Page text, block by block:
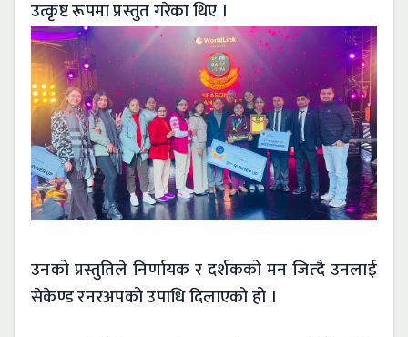
उत्कृष्ट रूपमा प्रस्तुत गरेका थिए ।
उनको प्रस्तुतिले निर्णायक र दर्शकको मन जित्दै उनलाई
सेकेण्ड रनरअपको उपाधि दिलाएको हो ।